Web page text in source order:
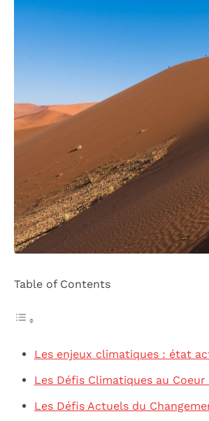
Table of Contents
Les enjeux climatiques : état
Les Défis Climatiques au Coeur
Les Défis Actuels du